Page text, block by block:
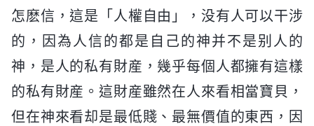
怎麽信，這是「人權自由」，没有人可以干涉
的，因為人信的都是自己的神并不是别人的
神，是人的私有財産，幾乎每個人都擁有這樣
的私有財産。這財産雖然在人來看相當寶貝，
但在神來看却是最低賤、最無價值的東西，因